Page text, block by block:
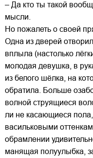
– Да кто ты такой
мысли.
Но пожалеть о своей
Одна из дверей
вплыла (настолько
молодая девушка, в
из белого шёлка, на
обратила. Больше
волной струящиеся
ли не касающиеся
васильковыми
обрамлении
манящая полуулыбка,